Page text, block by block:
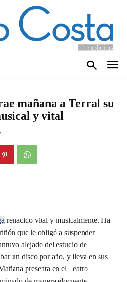
mañana a Terral su
y vital
renacido vital y musicalmente. Ha
que le obligó a suspender
alejado del estudio de
un disco por año, y lleva en sus
presenta en el Teatro